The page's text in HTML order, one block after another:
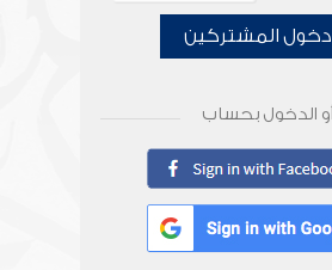
دخول المشتركين
أو الدخول بحساب